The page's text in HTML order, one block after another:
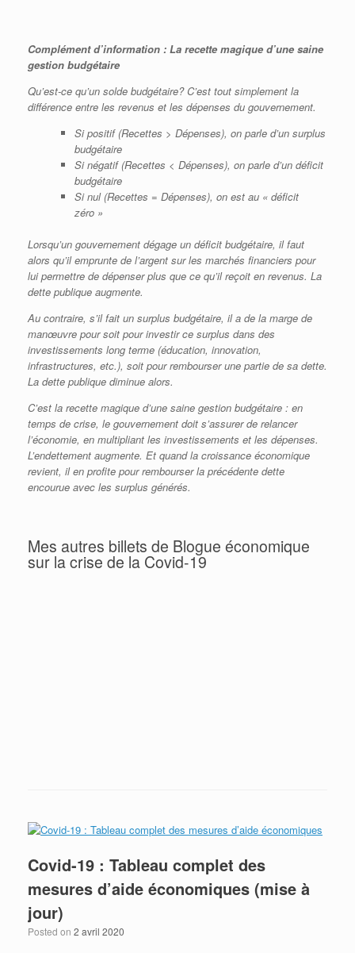
Complément d’information : La recette magique d’une saine
gestion budgétaire
Qu’est-ce qu’un solde budgétaire? C’est tout simplement la
différence entre les revenus et les dépenses du gouvernement.
Si positif (Recettes > Dépenses), on parle d’un surplus
budgétaire
Si négatif (Recettes < Dépenses), on parle d’un déficit
budgétaire
Si nul (Recettes = Dépenses), on est au « déficit
zéro »
Lorsqu’un gouvernement dégage un déficit budgétaire, il faut
alors qu’il emprunte de l’argent sur les marchés financiers pour
lui permettre de dépenser plus que ce qu’il reçoit en revenus. La
dette publique augmente.
Au contraire, s’il fait un surplus budgétaire, il a de la marge de
manœuvre pour soit pour investir ce surplus dans des
investissements long terme (éducation, innovation,
infrastructures, etc.), soit pour rembourser une partie de sa dette.
La dette publique diminue alors.
C’est la recette magique d’une saine gestion budgétaire : en
temps de crise, le gouvernement doit s’assurer de relancer
l’économie, en multipliant les investissements et les dépenses.
L’endettement augmente. Et quand la croissance économique
revient, il en profite pour rembourser la précédente dette
encourue avec les surplus générés.
Mes autres billets de Blogue économique
sur la crise de la Covid-19
Covid-19 : Tableau complet des
mesures d’aide économiques (mise à
jour)
Posted on 2 avril 2020